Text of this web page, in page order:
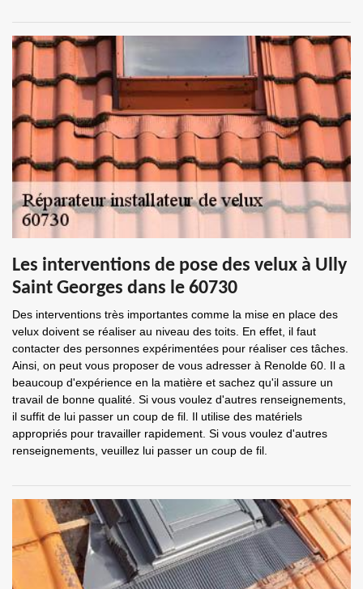
Les interventions de pose des velux à Ully
Saint Georges dans le 60730
Des interventions très importantes comme la mise en place des
velux doivent se réaliser au niveau des toits. En effet, il faut
contacter des personnes expérimentées pour réaliser ces tâches.
Ainsi, on peut vous proposer de vous adresser à Renolde 60. Il a
beaucoup d'expérience en la matière et sachez qu'il assure un
travail de bonne qualité. Si vous voulez d'autres renseignements,
il suffit de lui passer un coup de fil. Il utilise des matériels
appropriés pour travailler rapidement. Si vous voulez d'autres
renseignements, veuillez lui passer un coup de fil.